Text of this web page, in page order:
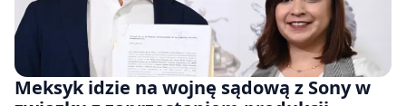
Meksyk idzie na wojnę sądową z Sony w